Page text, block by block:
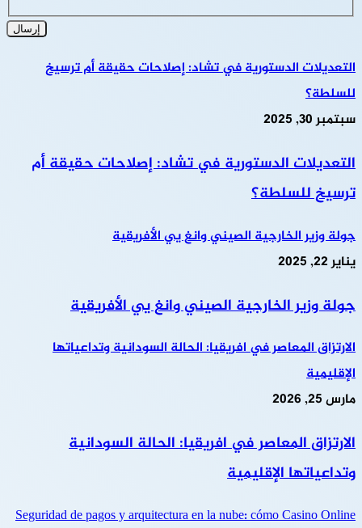
التعديلات الدستورية في تشاد: إصلاحات حقيقة أم ترسيخ
للسلطة؟
سبتمبر 30, 2025
التعديلات الدستورية في تشاد: إصلاحات حقيقة أم
ترسيخ للسلطة؟
جولة وزير الخارجية الصيني وانغ يي الأفريقية
يناير 22, 2025
جولة وزير الخارجية الصيني وانغ يي الأفريقية
الارتزاق المعاصر في افريقيا: الحالة السودانية وتداعياتها
الإقليمية
مارس 25, 2026
الارتزاق المعاصر في افريقيا: الحالة السودانية
وتداعياتها الإقليمية
Seguridad de pagos y arquitectura en la nube: cómo Casino Online